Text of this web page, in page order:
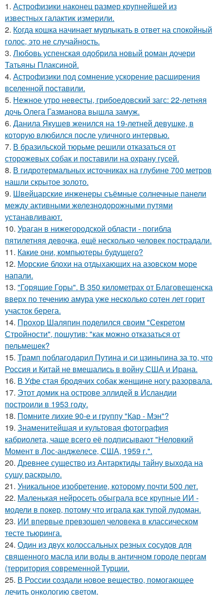
1. Астрофизики наконец размер крупнейшей из
известных галактик измерили.
2. Когда кошка начинает мурлыкать в ответ на спокойный
голос, это не случайность.
3. Любовь успенская одобрила новый роман дочери
Татьяны Плаксиной.
4. Астрофизики под сомнение ускорение расширения
вселенной поставили.
5. Нежное утро невесты, грибоедовский загс: 22-летняя
дочь Олега Газманова вышла замуж.
6. Данила Якушев женился на 19-летней девушке, в
которую влюбился после уличного интервью.
7. В бразильской тюрьме решили отказаться от
сторожевых собак и поставили на охрану гусей.
8. В гидротермальных источниках на глубине 700 метров
нашли скрытое золото.
9. Швейцарские инженеры съёмные солнечные панели
между активными железнодорожными путями
устанавливают.
10. Ураган в нижегородской области - погибла
пятилетняя девочка, ещё несколько человек пострадали.
11. Какие они, компьютеры будущего?
12. Морские блохи на отдыхающих на азовском море
напали.
13. "Горящие Горы". В 350 километрах от Благовещенска
вверх по течению амура уже несколько сотен лет горит
участок берега.
14. Прохор Шаляпин поделился своим "Секретом
Стройности", пошутив: "как можно отказаться от
пельмешек?
15. Трамп поблагодарил Путина и си цзиньпина за то, что
Россия и Китай не вмешались в войну США и Ирана.
16. В Уфе стая бродячих собак женщине ногу разорвала.
17. Этот домик на острове эллидей в Исландии
построили в 1953 году.
18. Помните лихие 90-е и группу "Кар - Мэн"?
19. Знаменитейшая и культовая фотография
кабриолета, чаще всего её подписывают "Неловкий
Момент в Лос-анджелесе, США, 1959 г.".
20. Древнее существо из Антарктиды тайну выхода на
сушу раскрыло.
21. Уникальное изобретение, которому почти 500 лет.
22. Маленькая нейросеть обыграла все крупные ИИ -
модели в покер, потому что играла как тупой лудоман.
23. ИИ впервые превзошел человека в классическом
тесте тьюринга.
24. Один из двух колоссальных резных сосудов для
священного масла или воды в античном городе пергам
(территория современной Турции.
25. В России создали новое вещество, помогающее
лечить онкологию светом.